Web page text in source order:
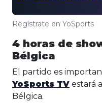
Regístrate en YoSports
4 horas de
Bélgica
El partido es
YoSports TV estará
Bélgica.